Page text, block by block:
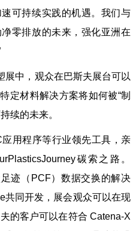
可持续实践的机遇。我们与
零排放的未来，强化亚洲在
展中，观众在巴斯夫展台可以
定材料解决方案将如何被“制
续的未来。
用程序等行业领先工具，亲
碳索之路。
迹（PCF）数据交换的解决
共同开发，展会观众可以在现
的客户可以在符合 Catena-X